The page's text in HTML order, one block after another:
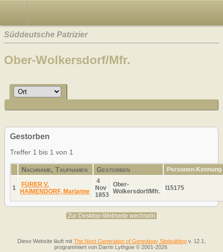
Süddeutsche Patrizier
Ober-Wolkersdorf/Mfr.
Gestorben
Treffer 1 bis 1 von 1
Nachname, Taufnamen Gestorben Personen-Kennung
1
FÜRER V.
HAIMENDORF, Marianne
4
Nov
1853
Ober-
Wolkersdorf/Mfr.
I15175
Zur Desktop-Webseite wechseln
Diese Website läuft mit The Next Generation of Genealogy Sitebuilding v. 12.1,
programmiert von Darrin Lythgoe © 2001-2026.